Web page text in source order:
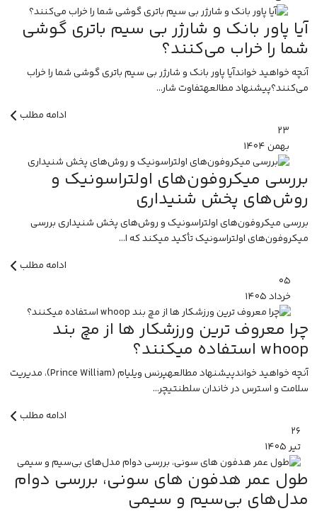
آیا پاور بانک و شارژر بی سیم باتری گوشی
شما را خراب می‌کنند؟
آنچه خواهید خواندآیا پاور بانک و شارژر بی سیم باتری گوشی شما را خراب
می‌کنند؟پیشنهاد مطالعهتفاوت شار...
ادامه مطلب
۲۳
بهمن۱۴۰۴
بررسی میکروفون‌های اولتراسونیک و
روش‌های پخش شنیداری
بررسی میکروفون‌های اولتراسونیک و روش‌های پخش شنیداری بررسی
میکروفون‌های اولتراسونیک تأکید میکند که ا...
ادامه مطلب
۰۵
خرداد۱۴۰۵
چرا معروف ترین ورزشکار ها از مچ بند
whoop استفاده میکنند؟
آنچه خواهید خواندپیشنهاد مطالعهپرنس ویلیام (Prince William)، مدیریت
سلامت و استرس در خاندان سلطنتیچر...
ادامه مطلب
۲۶
تیر۱۴۰۵
طول عمر هدفون های سونی، بررسی دوام
مدل‌های بی‌سیم و سیمی